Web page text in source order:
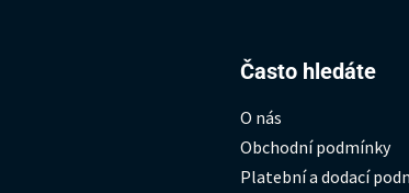
Často hledáte
O nás
Obchodní podmínky
Platební a dodací
Hledat: